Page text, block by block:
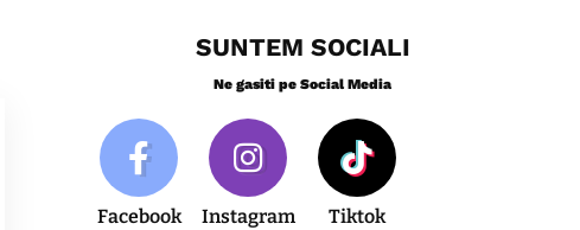
SUNTEM SOCIALI
Ne gasiti pe Social Media
Facebook Instagram Tiktok